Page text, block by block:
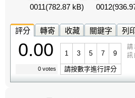
0011(782.87 kB) 0012
評分 轉寄 收藏 關鍵字 列
0.00
0 votes
1 3 5 7 9
請按數字進行評分
訊